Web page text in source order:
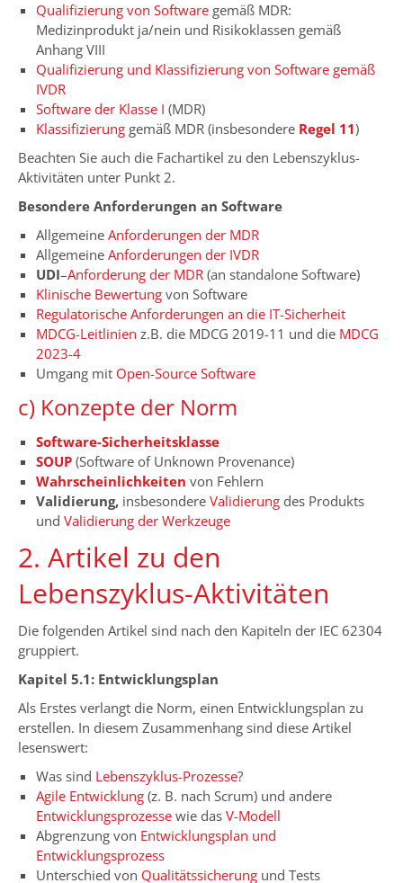
Qualifizierung von Software gemäß MDR:
Medizinprodukt ja/nein und Risikoklassen gemäß
Anhang VIII
Qualifizierung und Klassifizierung von Software gemäß
IVDR
Software der Klasse I (MDR)
Klassifizierung gemäß MDR (insbesondere Regel 11)
Beachten Sie auch die Fachartikel zu den Lebenszyklus-
Aktivitäten unter Punkt 2.
Besondere Anforderungen an Software
Allgemeine Anforderungen der MDR
Allgemeine Anforderungen der IVDR
UDI–Anforderung der MDR (an standalone Software)
Klinische Bewertung von Software
Regulatorische Anforderungen an die IT-Sicherheit
MDCG-Leitlinien z.B. die MDCG 2019-11 und die MDCG
2023-4
Umgang mit Open-Source Software
c) Konzepte der Norm
Software-Sicherheitsklasse
SOUP (Software of Unknown Provenance)
Wahrscheinlichkeiten von Fehlern
Validierung, insbesondere Validierung des Produkts
und Validierung der Werkzeuge
2. Artikel zu den
Lebenszyklus-Aktivitäten
Die folgenden Artikel sind nach den Kapiteln der IEC 62304
gruppiert.
Kapitel 5.1: Entwicklungsplan
Als Erstes verlangt die Norm, einen Entwicklungsplan zu
erstellen. In diesem Zusammenhang sind diese Artikel
lesenswert:
Was sind Lebenszyklus-Prozesse?
Agile Entwicklung (z. B. nach Scrum) und andere
Entwicklungsprozesse wie das V-Modell
Abgrenzung von Entwicklungsplan und
Entwicklungsprozess
Unterschied von Qualitätssicherung und Tests